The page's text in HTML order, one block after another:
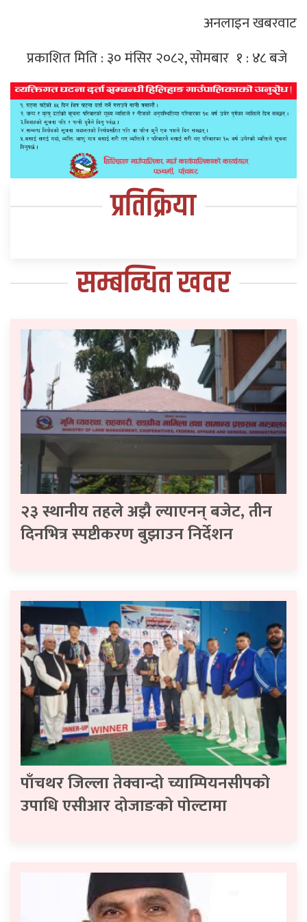
अनलाइन खबरवाट
प्रकाशित मिति : ३० मंसिर २०८२, सोमबार १ : ४८ बजे
प्रतिक्रिया
सम्बन्धित खवर
२३ स्थानीय तहले अझै ल्याएनन् बजेट, तीन
दिनभित्र स्पष्टीकरण बुझाउन निर्देशन
पाँचथर जिल्ला तेक्वान्दो च्याम्पियनसीपकाे
उपाधि एसीआर दोजाङकाे पाेल्टामा